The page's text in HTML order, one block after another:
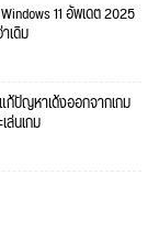
11 อัพเดต 2025
เดิม
ก้ปัญหาเด้งออกจากเกม
ล่นเกม